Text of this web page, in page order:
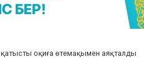
оқиға өтемақымен аяқталды